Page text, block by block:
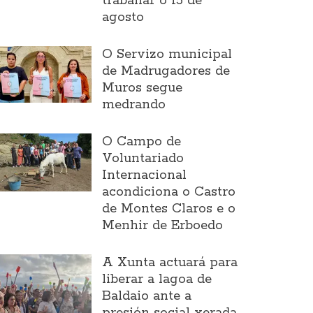
agosto
O Servizo municipal
de Madrugadores de
Muros segue
medrando
O Campo de
Voluntariado
Internacional
acondiciona o Castro
de Montes Claros e o
Menhir de Erboedo
A Xunta actuará para
liberar a lagoa de
Baldaio ante a